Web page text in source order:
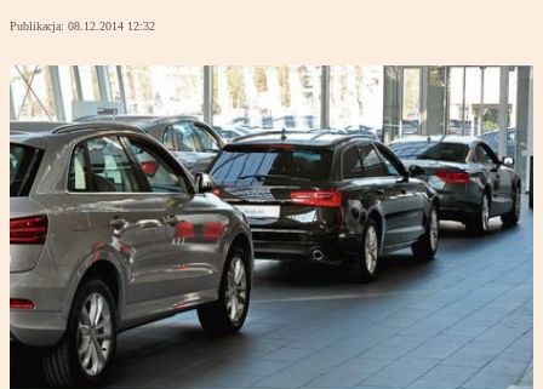
Publikacja: 08.12.2014 12:32